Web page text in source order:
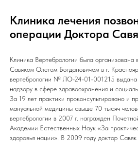
Клиника лечения
операции Доктора
Клиника Вертебрологии была организована
Савяком Олегом Богдановичем в г.
вертебрологии № ЛО-24-01-001215
надзору в сфере здравоохранения и
За 19 лет практики проконсультировано и
мануальной медицины свыше 70 тысяч
вертебрологии в 2007 г. награжден
Академии Естественных Наук «За
здоровья нации». В 2009 году доктор